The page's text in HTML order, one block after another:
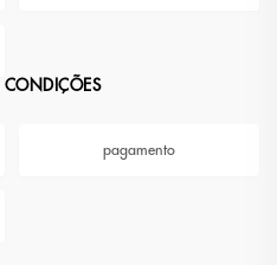
CONDIÇÕES
pagamento